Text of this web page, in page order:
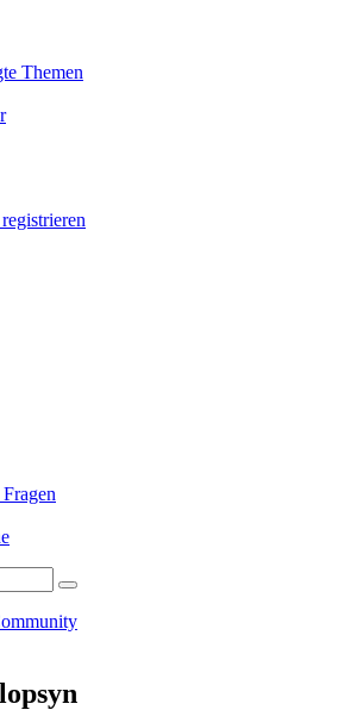
Themen